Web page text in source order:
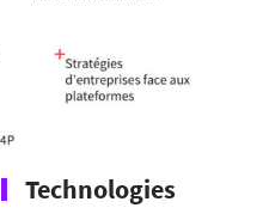
Technologies